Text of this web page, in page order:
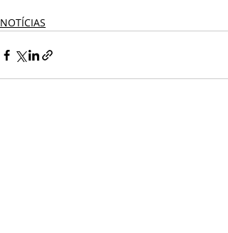
NOTÍCIAS